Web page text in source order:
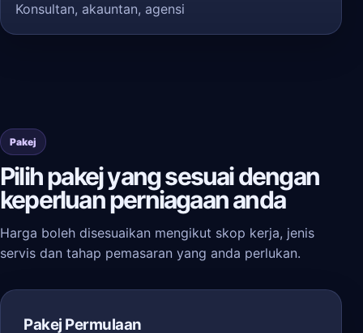
Konsultan, akauntan, agensi
Pakej
Pilih pakej yang sesuai dengan
keperluan perniagaan anda
Harga boleh disesuaikan mengikut skop kerja, jenis
servis dan tahap pemasaran yang anda perlukan.
Pakej Permulaan